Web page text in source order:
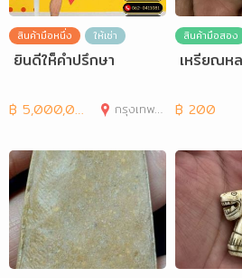
สินค้ามือหนึ่ง ให้เช่า
ยินดีให็คำปรึกษา
฿ 5,000,000 กรุงเทพมหานคร
สินค้ามือสอง
เหรียณ
฿ 200